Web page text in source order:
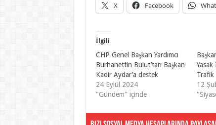
X Facebook
İlgili
CHP Genel Başkan Yardımcı
Burhanettin Bulut’tan Başkan
Kadir Aydar’a destek
24 Eylül 2024
"Gündem" içinde
Yasak
Trafik
12